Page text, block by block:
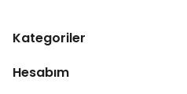
Kategoriler
Hesabım